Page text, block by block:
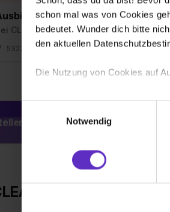
schon mal was von Cookies
bedeutet. Wunder dich bitte
den aktuellen
Die Nutzung von Cookies auf
Wir verwenden Cookies zur
Webseite getroffenen
(„Statistiken“), um
Partner führen diese
zu. . In diesem Fall sowie bei
Notwendig
Gebäudereiniger/in (m/
CLEAN Excellence GmbH
53227 Bonn 01.08.2026 1 freier Platz
automatisch zugeschickt
Excellence GmbH